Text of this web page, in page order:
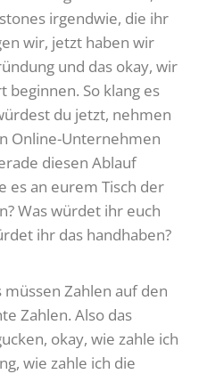
irgendwie, die ihr
wir, jetzt haben wir
und das okay, wir
So klang es
du jetzt, nehmen
Online-Unternehmen
diesen Ablauf
es an eurem Tisch der
Was würdet ihr euch
ihr das handhaben?
müssen Zahlen auf den
Zahlen. Also das
okay, wie zahle ich
wie zahle ich die